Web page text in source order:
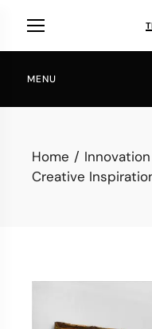
MENU
Home Innovation
Creative